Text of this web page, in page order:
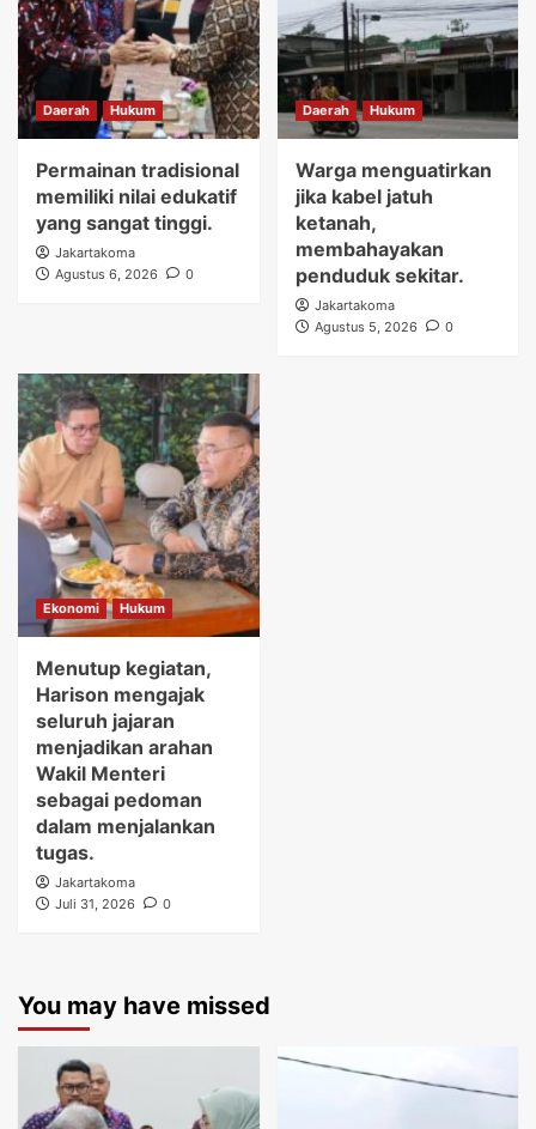
Daerah Hukum
Permainan tradisional
memiliki nilai edukatif
yang sangat tinggi.
Jakartakoma
Agustus 6, 2026
0
Daerah Hukum
Warga menguatirkan
jika kabel jatuh
ketanah,
membahayakan
penduduk sekitar.
Jakartakoma
Agustus 5, 2026
0
Ekonomi Hukum
Menutup kegiatan,
Harison mengajak
seluruh jajaran
menjadikan arahan
Wakil Menteri
sebagai pedoman
dalam menjalankan
tugas.
Jakartakoma
Juli 31, 2026
0
You may have missed